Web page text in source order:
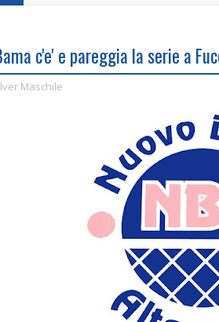
c'e' e pareggia la serie a
Maschile